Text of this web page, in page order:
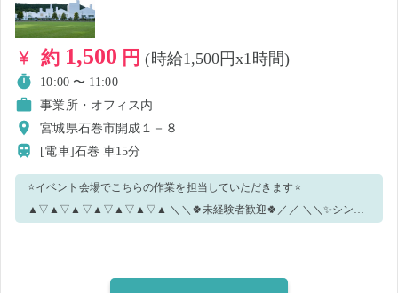
約 1,500 円(時給1,500円x1時間)
10:00 〜 11:00
事業所・オフィス内
宮城県石巻市開成１－８
[電車]石巻車15分
⭐イベント会場でこちらの作業を担当していただきます⭐
▲▽▲▽▲▽▲▽▲▽▲▽▲ ＼＼🍀未経験者歓迎🍀／／ ＼＼✨シンプ
大歓迎👏 ぜひご応募お待ちしております🙌